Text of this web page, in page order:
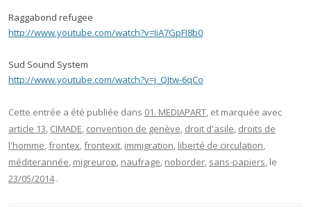
Raggabond refugee
http://www.youtube.com/watch?v=IiA7GpFI8b0
Sud Sound System
http://www.youtube.com/watch?v=j_QJtw-6qCo
Cette entrée a été publiée dans 01. MEDIAPART, et marquée avec
article 13, CIMADE, convention de genève, droit d'asile, droits de
l'homme,frontex,frontexit, immigration, liberté de circulation,
méditerannée, migreurop, naufrage, noborder, sans-papiers, le
23/05/2014 .